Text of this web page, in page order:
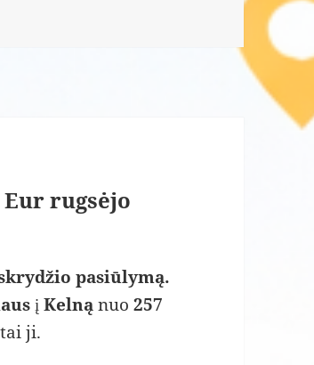
rugsėjo
pasiūlymą.
įKelnąnuo257
ji.